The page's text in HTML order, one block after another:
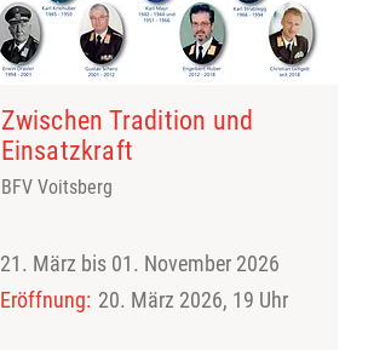
Zwischen Tradition und
Einsatzkraft
BFV Voitsberg
21. März bis 01. November 2026
Eröffnung: 20. März 2026, 19 Uhr